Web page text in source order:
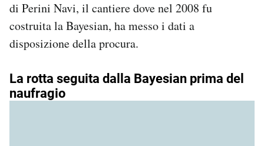
di Perini Navi, il cantiere dove nel 2008 fu
costruita la Bayesian, ha messo i dati a
disposizione della procura.